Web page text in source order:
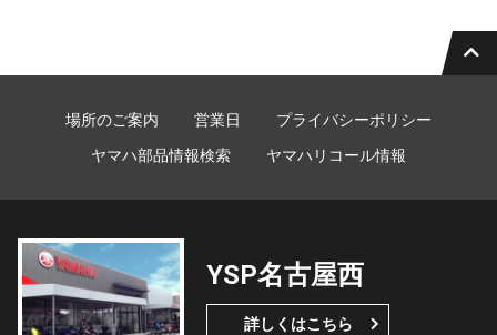
場所のご案内 営業日
プライバシーポリシー
ヤマハ部品情報検索
ヤマハリコール情報
YSP名古屋西
詳しくはこちら